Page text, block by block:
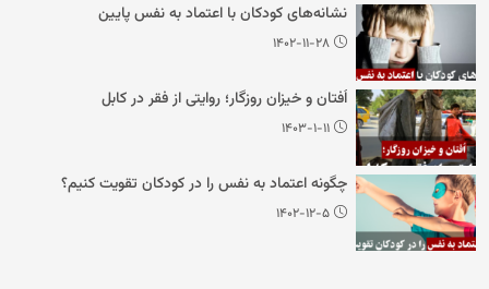
نشانه‌های کودکان با اعتماد به نفس پایین
۱۴۰۲-۱۱-۲۸
اُفتان و خیزان روزگار؛ روایتی از فقر در کابل
۱۴۰۳-۱-۱۱
چگونه اعتماد به نفس را در کودکان تقویت کنیم؟
۱۴۰۲-۱۲-۵